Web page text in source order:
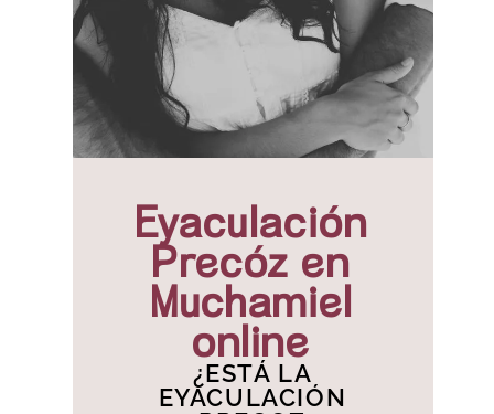
Eyaculación
Precóz en
Muchamiel
online
¿ESTÁ LA
EYACULACIÓN